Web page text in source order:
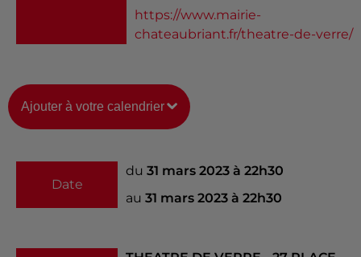
https://www.mairie-
chateaubriant.fr/theatre-de-verre/
Ajouter à votre calendrier
Date
du 31 mars 2023 à 22h30
au 31 mars 2023 à 22h30